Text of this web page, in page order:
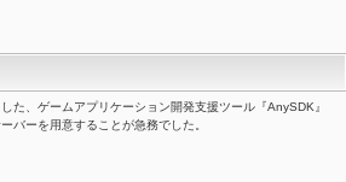
た、ゲームアプリケーション開発支援ツール『AnySDK』
バーを用意することが急務でした。